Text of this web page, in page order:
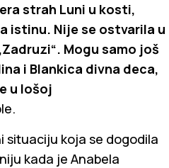
strah Luni u kosti,
istinu. Nije se ostvarila u
Mogu samo još
i Blankica divna deca,
u lošoj
situaciju koja se dogodila
kada je Anabela